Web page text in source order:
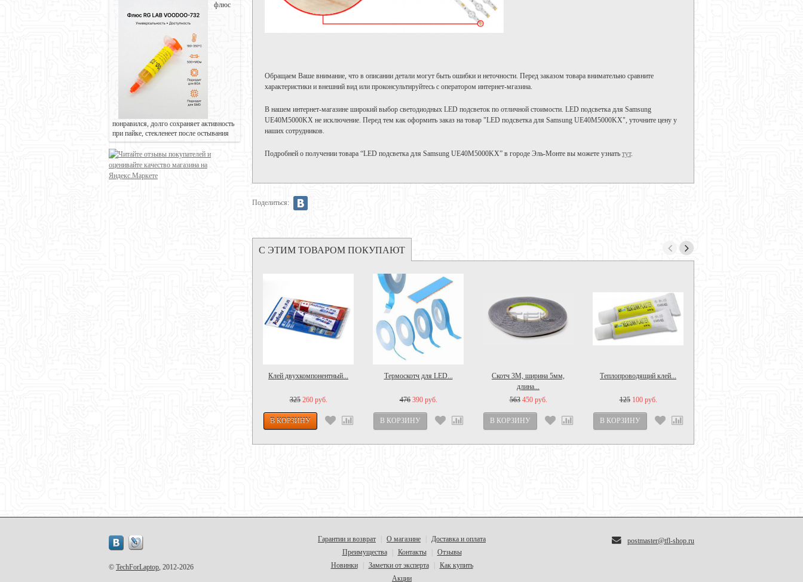
флюс
понравился, долго сохраняет активность
при пайке, стекленеет после остывания
Обращаем Ваше внимание, что в описании детали могут быть ошибки и неточности. Перед заказом товара внимательно сравните
характеристики и внешний вид или проконсультируйтесь с оператором интернет-мгазина.
В нашем интернет-магазине широкий выбор светодиодных LED подсветок по отличной стоимости. LED подсветка для Samsung
UE40M5000KX не исключение. Перед тем как оформить заказ на товар "LED подсветка для Samsung UE40M5000KX", уточните цену у
наших сотрудников.
Подробней о получении товара “LED подсветка для Samsung UE40M5000KX” в городе Эль-Монте вы можете узнать тут.
Поделиться:
С ЭТИМ ТОВАРОМ ПОКУПАЮТ
Клей двухкомпонентный...
325 260 руб.
Термоскотч для LED...
476 390 руб.
Скотч 3M, ширина 5мм,
длина...
563 450 руб.
Теплопроводящий клей...
125 100 руб.
© TechForLaptop, 2012-2026
Гарантии и возврат О магазине
Доставка и оплата
Преимущества
Контакты
Отзывы
Новинки
Заметки от эксперта
Как купить
Акции
postmaster@tfl-shop.ru